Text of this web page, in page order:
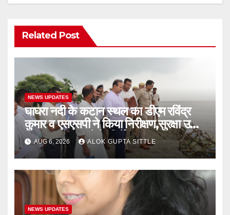
Related Post
NEWS UPDATES
घाघरा नदी के कटान स्थल का डीएम रविंद्र
कुमार व एसएसपी ने किया निरीक्षण,सुरक्षा उपाय
तत्काल लागू करने के निर्देश..
AUG 6, 2026 ALOK GUPTA SITTLE
NEWS UPDATES